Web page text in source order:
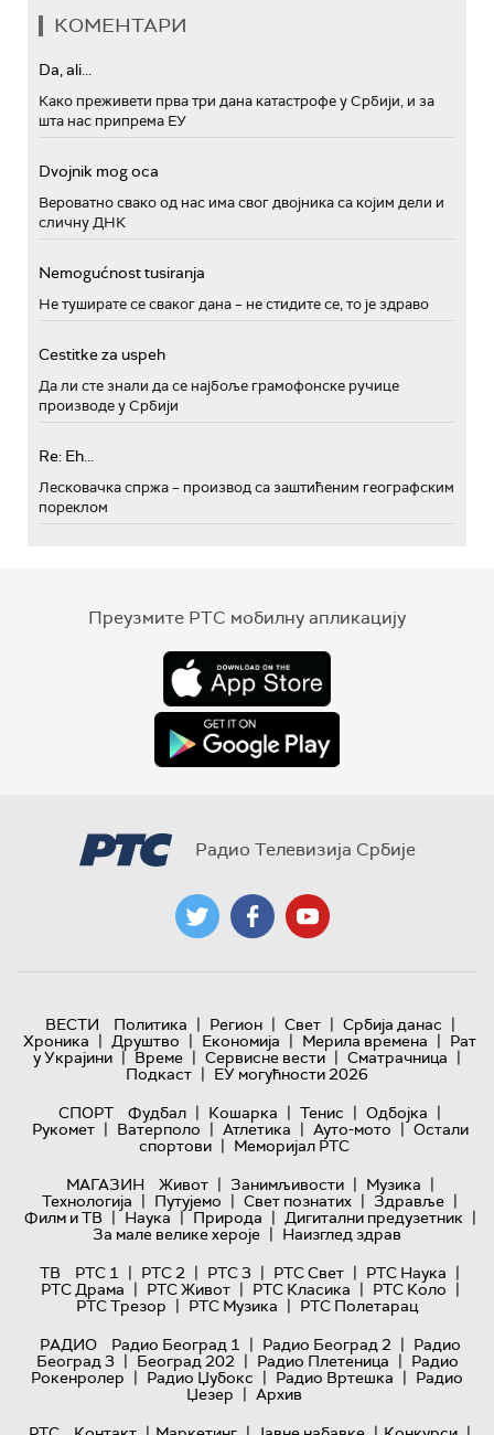
КОМЕНТАРИ
Da, ali...
Како преживети прва три дана катастрофе у Србији, и за
шта нас припрема ЕУ
Dvojnik mog oca
Вероватно свако од нас има свог двојника са којим дели и
сличну ДНК
Nemogućnost tusiranja
Не туширате се сваког дана – не стидите се, то је здраво
Cestitke za uspeh
Да ли сте знали да се најбоље грамофонске ручице
производе у Србији
Re: Eh...
Лесковачка спржа – производ са заштићеним географским
пореклом
Преузмите РТС мобилну апликацију
Радио Телевизија Србије
ВЕСТИ Политика | Регион | Свет | Србија данас |
Хроника | Друштво | Економија | Мерила времена | Рат
у Украјини | Време | Сервисне вести | Сматрачница |
Подкаст | ЕУ могућности 2026
СПОРТ
Фудбал | Кошарка | Тенис | Одбојка |
Рукомет | Ватерполо | Атлетика | Ауто-мото | Остали
спортови | Меморијал РТС
МАГАЗИН
Живот | Занимљивости | Музика |
Технологијa | Путујемо | Свет познатих | Здравље |
Филм и ТВ | Наука | Природа | Дигитални предузетник |
За мале велике хероје | Наизглед здрав
ТВ
РТС 1 | РТС 2 | РТС 3 | РТС Свет | РТС Наука |
РТС Драма | РТС Живот | РТС Класика | РТС Коло |
РТС Трезор | РТС Музика | РТС Полетарац
РАДИО
Радио Београд 1 | Радио Београд 2 | Радио
Београд 3 | Београд 202 | Радио Плетеница | Радио
Рокенролер | Радио Џубокс | Радио Вртешка | Радио
Џезер | Архив